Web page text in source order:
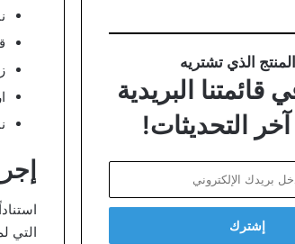
التي
الذي تشتريه
قائمتنا البريدية
التحديثات!